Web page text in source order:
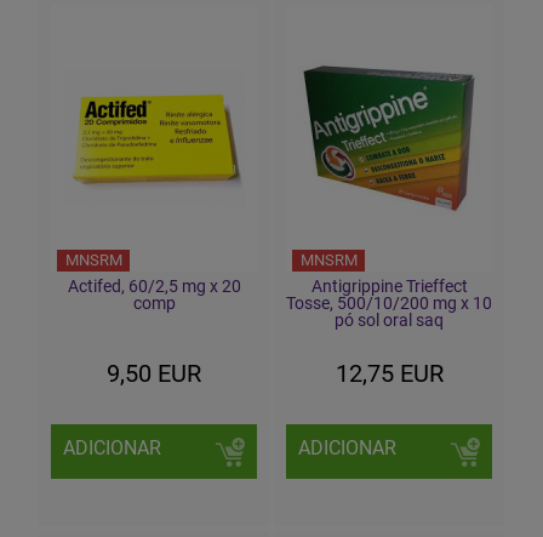
MNSRM
Actifed, 60/2,5 mg x 20
comp
9,50 EUR
ADICIONAR
MNSRM
Antigrippine Trieffect
Tosse, 500/10/200 mg x 10
pó sol oral saq
12,75 EUR
ADICIONAR